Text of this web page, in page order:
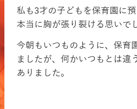
私も3才の子どもを保育園に預
本当に胸が張り裂ける思いで
今朝もいつものように、保育
ましたが、何かいつもとは違
ありました。